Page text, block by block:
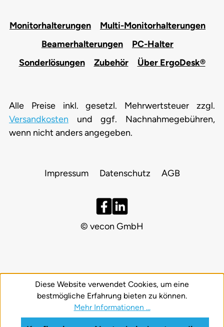
Monitorhalterungen
Multi-Monitorhalterungen
Beamerhalterungen
PC-Halter
Sonderlösungen
Zubehör Über ErgoDesk®
Alle Preise inkl. gesetzl. Mehrwertsteuer zzgl.
Versandkosten und ggf. Nachnahmegebühren,
wenn nicht anders angegeben.
Impressum Datenschutz AGB
© vecon GmbH
Diese Website verwendet Cookies, um eine
bestmögliche Erfahrung bieten zu können.
Mehr Informationen ...